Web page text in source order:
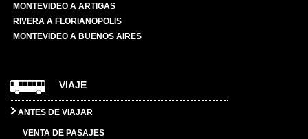
MONTEVIDEO A ARTIGAS
RIVERA A FLORIANOPOLIS
MONTEVIDEO A BUENOS AIRES
VIAJE
ANTES DE VIAJAR
VENTA DE PASAJES